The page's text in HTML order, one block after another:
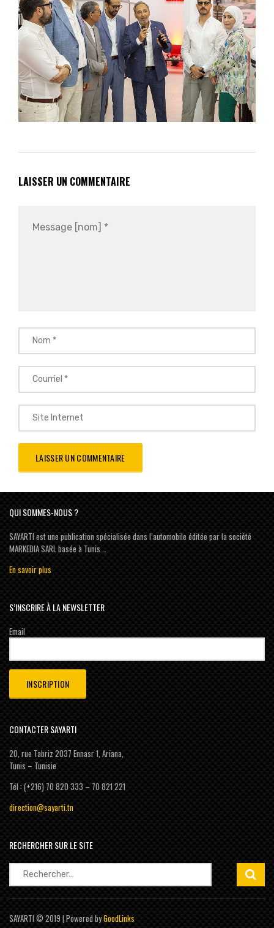
LAISSER UN COMMENTAIRE
QUI SOMMES-NOUS ?
SAYARTI est une publication spécialisée dans l’automobile éditée par la société
MARKEDIA SARL basée à Tunis …
En savoir plus
S’INSCRIRE À LA NEWSLETTER
Email
CONTACTER SAYARTI
20, rue Tabriz 2037 Ennasr 1, Ariana,
Tunis – Tunisie
Tél : (+216) 70 820 333 – 70 821 221
direction@sayarti.tn
RECHERCHER SUR LE SITE
Rechercher :
SAYARTI © 2019 | Powered byGoodLinks